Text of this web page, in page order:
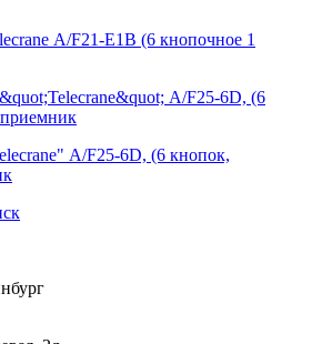
А/F21-Е1В (6 кнопочное 1
А/F25-6D, (6 кнопок,